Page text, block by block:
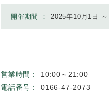
開催期間 ： 2025年10月1日
営業時間：
10:00～21:00
電話番号：
0166-47-2073